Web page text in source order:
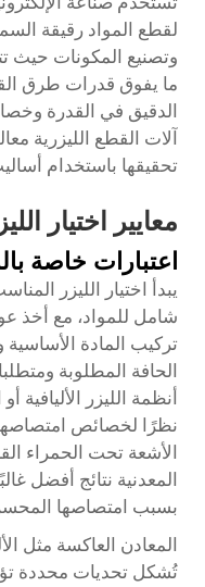
لقطع المواد رقيقة
وتصنيع المكونات حيث
ما يفوق قدرات طرق
الدقيق في القدرة
آلات القطع الليزرية
تحقيقها باستخدام
معايير اختيار
اعتبارات خاصة
يبدأ اختيار الليزر
شامل للمواد، مع أخذ
تركيب المادة
الحافة المطلوبة
أنظمة الليزر الأليافية
نظرًا لخصائص
الأشعة تحت الحمراء
بسبب امتصاصها
المعادن العاكسة مثل
تُشكل تحديات محددة